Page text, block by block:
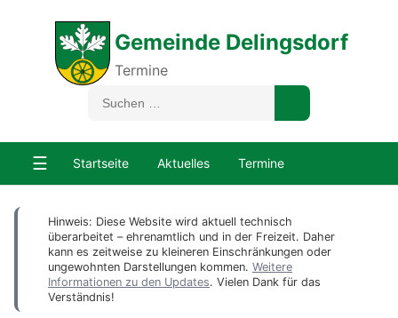
Gemeinde Delingsdorf
Termine
☰ Startseite Aktuelles Termine
Hinweis: Diese Website wird aktuell technisch
überarbeitet – ehrenamtlich und in der Freizeit. Daher
kann es zeitweise zu kleineren Einschränkungen oder
ungewohnten Darstellungen kommen. Weitere
Informationen zu den Updates. Vielen Dank für das
Verständnis!